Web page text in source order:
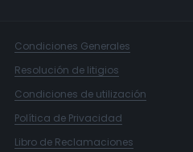
Condiciones Generales
Resolución de litigios
Condiciones de utilización
Política de Privacidad
Libro de Reclamaciones